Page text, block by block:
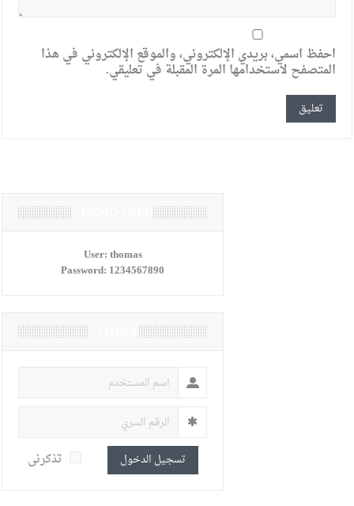
احفظ اسمي، بريدي الإلكتروني، والموقع الإلكتروني في هذا
المتصفح لاستخدامها المرة المقبلة في تعليقي.
User:thomas
Password: 1234567890
تسجيل الدخول تذكرنى